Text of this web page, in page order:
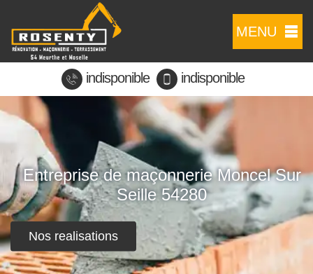
MENU
indisponible indisponible
Entreprise de maçonnerie Moncel Sur
Seille 54280
Nos realisations